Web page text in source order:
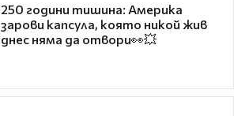
250 години тишина: Америка
зарови капсула, която никой жив
днес няма да отвори👀💥